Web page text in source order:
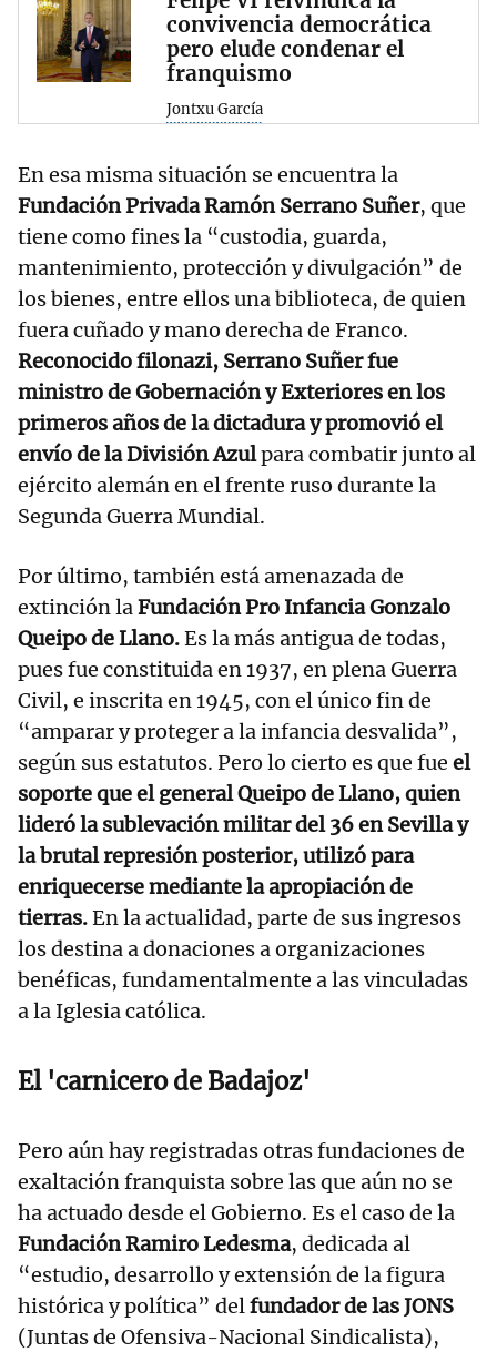
convivencia democrática
pero elude condenar el
franquismo
Jontxu García
En esa misma situación se encuentra la
Fundación Privada Ramón Serrano Suñer, que
tiene como fines la “custodia, guarda,
mantenimiento, protección y divulgación” de
los bienes, entre ellos una biblioteca, de quien
fuera cuñado y mano derecha de Franco.
Reconocido filonazi, Serrano Suñer fue
ministro de Gobernación y Exteriores en los
primeros años de la dictadura y promovió el
envío de la División Azulpara combatir junto al
ejército alemán en el frente ruso durante la
Segunda Guerra Mundial.
Por último, también está amenazada de
extinción laFundación Pro Infancia Gonzalo
Queipo de Llano.Es la más antigua de todas,
pues fue constituida en 1937, en plena Guerra
Civil, e inscrita en 1945, con el único fin de
“amparar y proteger a la infancia desvalida”,
según sus estatutos. Pero lo cierto es que fue el
soporte que el general Queipo de Llano, quien
lideró la sublevación militar del 36 en Sevilla y
la brutal represión posterior, utilizó para
enriquecerse mediante la apropiación de
tierras.En la actualidad, parte de sus ingresos
los destina a donaciones a organizaciones
benéficas, fundamentalmente a las vinculadas
a la Iglesia católica.
El 'carnicero de Badajoz'
Pero aún hay registradas otras fundaciones de
exaltación franquista sobre las que aún no se
ha actuado desde el Gobierno. Es el caso de la
Fundación Ramiro Ledesma, dedicada al
“estudio, desarrollo y extensión de la figura
histórica y política” delfundador de las JONS
(Juntas de Ofensiva-Nacional Sindicalista),